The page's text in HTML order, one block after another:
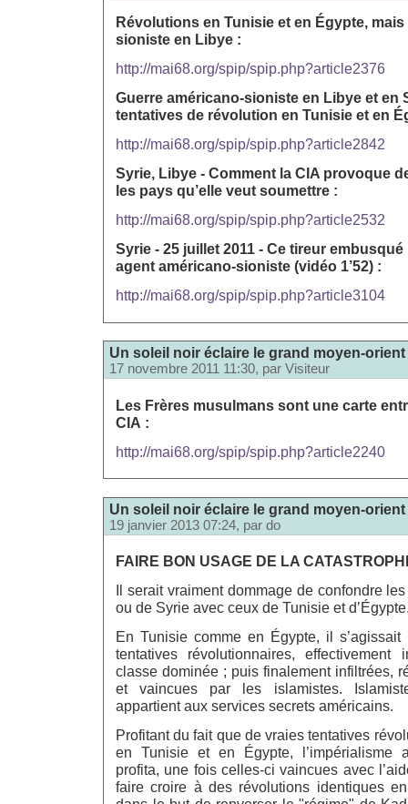
Révolutions en Tunisie et en Égypte,
sioniste en Libye :
http://mai68.org/spip/spip.php?article2376
Guerre américano-sioniste en Libye et en
tentatives de révolution en Tunisie et en
http://mai68.org/spip/spip.php?article2842
Syrie, Libye - Comment la CIA provoque
les pays qu’elle veut soumettre :
http://mai68.org/spip/spip.php?article2532
Syrie - 25 juillet 2011 - Ce tireur embusqué
agent américano-sioniste (vidéo 1’52) :
http://mai68.org/spip/spip.php?article3104
Un soleil noir éclaire le grand moyen-orient
17 novembre 2011 11:30, par Visiteur
Les Frères musulmans sont une carte
CIA :
http://mai68.org/spip/spip.php?article2240
Un soleil noir éclaire le grand moyen-orient
19 janvier 2013 07:24, par do
FAIRE BON USAGE DE LA
Il serait vraiment dommage de confondre
ou de Syrie avec ceux de Tunisie et
En Tunisie comme en Égypte, il
tentatives révolutionnaires,
classe dominée ; puis finalement infiltrées,
et vaincues par les islamistes.
appartient aux services secrets américains.
Profitant du fait que de vraies tentatives
en Tunisie et en Égypte, l’impérialisme
profita, une fois celles-ci vaincues avec
faire croire à des révolutions identiques